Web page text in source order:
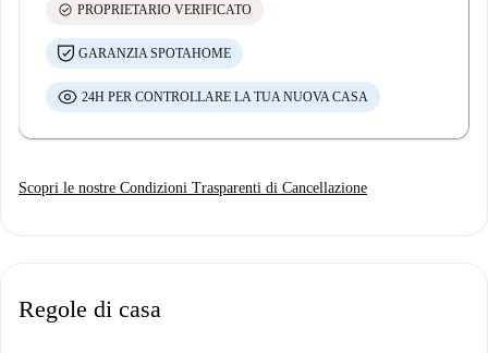
check_circle PROPRIETARIO VERIFICATO
GARANZIA SPOTAHOME
24H PER CONTROLLARE LA TUA NUOVA CASA
Scopri le nostre Condizioni Trasparenti di Cancellazione
Regole di casa